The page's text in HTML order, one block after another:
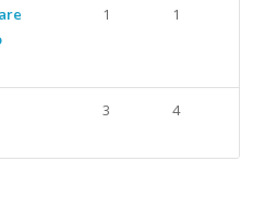
1 1
3 4